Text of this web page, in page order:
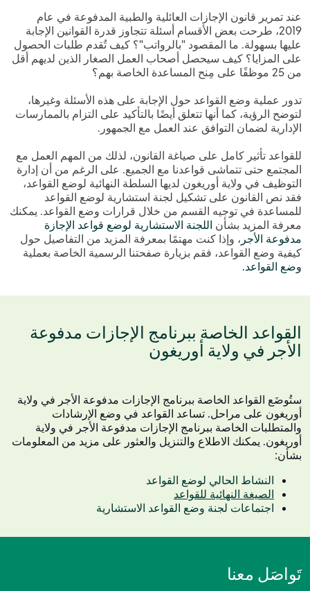
عند تمرير قانون الإجازات العائلية والطبية المدفوعة في عام
2019، طرحت بعض الأقسام أسئلة تتجاوز قدرة القوانين الإجابة
عليها بسهولة. ما المقصود "بالرواتب"؟ كيف تُقدم طلبات الحصول
على المزايا؟ كيف سيحصل أصحاب العمل الصغار الذين لديهم أقل
من 25 موظفًا على مِنح المساعدة الخاصة بهم؟
تدور عملية وضع القواعد حول الإجابة على هذه الأسئلة وغيرها،
لتوضح الرؤية، كما أنها تتعلق أيضًا بالتأكيد على التزام بالممارسات
الإدارية لضمان التوافق عند العمل مع الجمهور.
للقواعد تأثير كامل على صياغة القانون، لذلك من المهم العمل مع
المجتمع حتى تتماشى قواعدنا مع الجميع. على الرغم من أن إدارة
التوظيف في ولاية أوريغون لديها السلطة النهائية لوضع القواعد،
فقد نص القانون على تشكيل لجنة استشارية لوضع القواعد
للمساعدة في توجيه القسم من خلال قرارات وضع القواعد. يمكنك
معرفة المزيد بشأن اللجنة الاستشارية لوضع قواعد الإجازة
مدفوعة الأجر ، وإذا كنت مهتمًا بمعرفة المزيد من التفاصيل حول
كيفية وضع القواعد، فقم بزيارة صفحتنا الرسمية الخاصة بعملية
وضع القواعد.
القواعد الخاصة ببرنامج الإجازات مدفوعة
الأجر في ولاية أوريغون
ستُوضَع القواعد الخاصة ببرنامج الإجازات مدفوعة الأجر في ولاية
أوريغون على مراحل. تساعد القواعد في وضع الإرشادات
والمتطلبات الخاصة ببرنامج الإجازات مدفوعة الأجر في ولاية
أوريغون. يمكنك الاطلاع والتنزيل والعثور على مزيد من المعلومات
بشأن:
النشاط الحالي لوضع القواعد
الصيغة النهائية للقواعد
اجتماعات لجنة وضع القواعد الاستشارية
تَواصَل معنا